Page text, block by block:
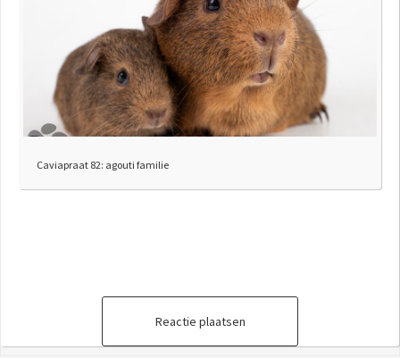
Caviapraat 82: agouti familie
Reactie plaatsen